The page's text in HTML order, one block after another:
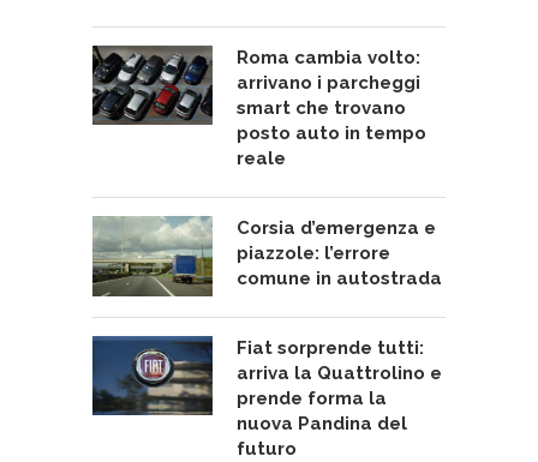
Roma cambia volto:
arrivano i parcheggi
smart che trovano
posto auto in tempo
reale
Corsia d’emergenza e
piazzole: l’errore
comune in autostrada
Fiat sorprende tutti:
arriva la Quattrolino e
prende forma la
nuova Pandina del
futuro